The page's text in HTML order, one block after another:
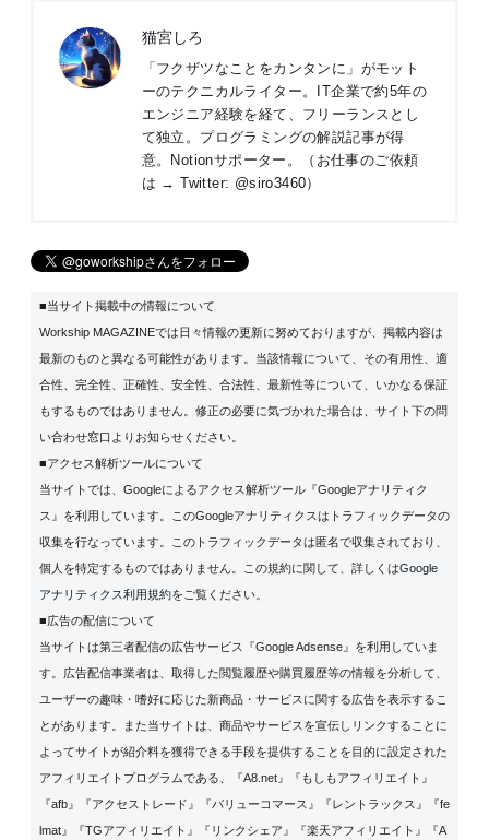
猫宮しろ
「フクザツなことをカンタンに」がモット
ーのテクニカルライター。IT企業で約5年の
エンジニア経験を経て、フリーランスとし
て独立。プログラミングの解説記事が得
意。Notionサポーター。（お仕事のご依頼
は → Twitter: @siro3460）
■当サイト掲載中の情報について
Workship MAGAZINEでは日々情報の更新に努めておりますが、掲載内容は
最新のものと異なる可能性があります。当該情報について、その有用性、適
合性、完全性、正確性、安全性、合法性、最新性等について、いかなる保証
もするものではありません。修正の必要に気づかれた場合は、サイト下の問
い合わせ窓口よりお知らせください。
■アクセス解析ツールについて
当サイトでは、Googleによるアクセス解析ツール『Googleアナリティク
ス』を利用しています。このGoogleアナリティクスはトラフィックデータの
収集を行なっています。このトラフィックデータは匿名で収集されており、
個人を特定するものではありません。この規約に関して、詳しくはGoogle
アナリティクス利用規約をご覧ください。
■広告の配信について
当サイトは第三者配信の広告サービス『Google Adsense』を利用していま
す。広告配信事業者は、取得した閲覧履歴や購買履歴等の情報を分析して、
ユーザーの趣味・嗜好に応じた新商品・サービスに関する広告を表示するこ
とがあります。また当サイトは、商品やサービスを宣伝しリンクすることに
よってサイトが紹介料を獲得できる手段を提供することを目的に設定された
アフィリエイトプログラムである、『A8.net』『もしもアフィリエイト』
『afb』『アクセストレード』『バリューコマース』『レントラックス』『fe
lmat』『TGアフィリエイト』『リンクシェア』『楽天アフィリエイト』『A